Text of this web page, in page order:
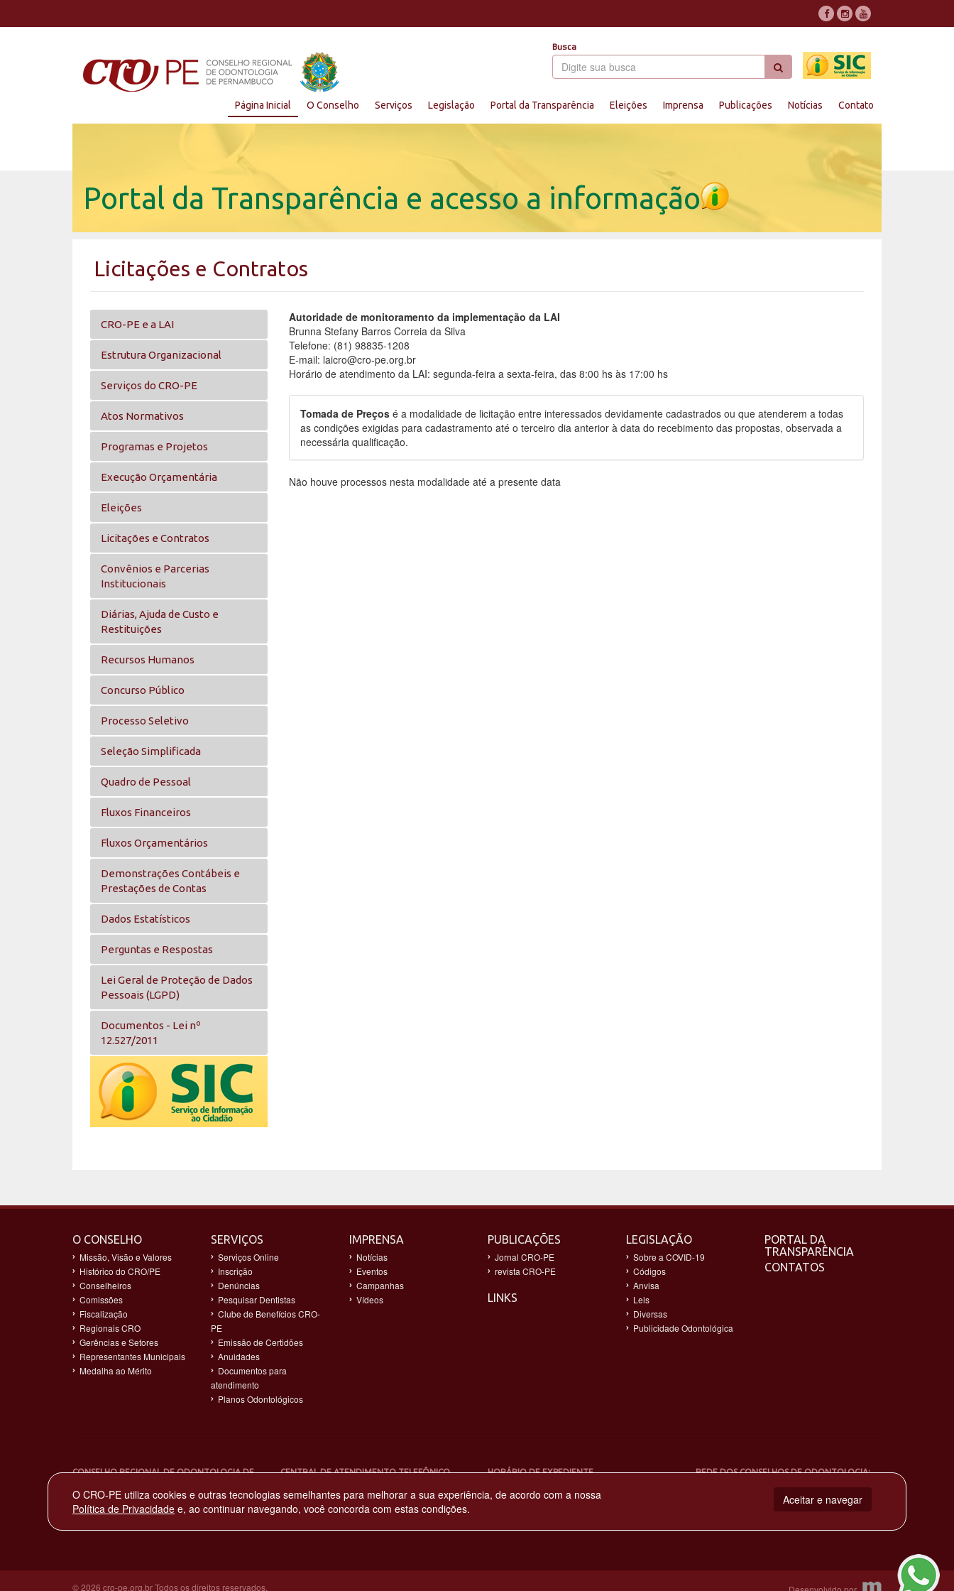
Busca
Página Inicial O Conselho Serviços Legislação Portal da Transparência Eleições Imprensa Publicações Notícias Contato
Portal da Transparência e acesso a informação
Licitações e Contratos
CRO-PE e a LAI
Estrutura Organizacional
Serviços do CRO-PE
Atos Normativos
Programas e Projetos
Execução Orçamentária
Eleições
Licitações e Contratos
Convênios e Parcerias
Institucionais
Diárias, Ajuda de Custo e
Restituições
Recursos Humanos
Concurso Público
Processo Seletivo
Seleção Simplificada
Quadro de Pessoal
Fluxos Financeiros
Fluxos Orçamentários
Demonstrações Contábeis e
Prestações de Contas
Dados Estatísticos
Perguntas e Respostas
Lei Geral de Proteção de Dados
Pessoais (LGPD)
Documentos - Lei nº
12.527/2011
Autoridade de monitoramento da implementação da LAI
Brunna Stefany Barros Correia da Silva
Telefone: (81) 98835-1208
E-mail: laicro@cro-pe.org.br
Horário de atendimento da LAI: segunda-feira a sexta-feira, das 8:00 hs às 17:00 hs
Tomada de Preços é a modalidade de licitação entre interessados devidamente cadastrados ou que atenderem a todas
as condições exigidas para cadastramento até o terceiro dia anterior à data do recebimento das propostas, observada a
necessária qualificação.
Não houve processos nesta modalidade até a presente data
O CONSELHO
Missão, Visão e Valores
Histórico do CRO/PE
Conselheiros
Comissões
Fiscalização
Regionais CRO
Gerências e Setores
Representantes Municipais
Medalha ao Mérito
SERVIÇOS
Serviços Online
Inscrição
Denúncias
Pesquisar Dentistas
Clube de Benefícios CRO-
PE
Emissão de Certidões
Anuidades
Documentos para
atendimento
Planos Odontológicos
IMPRENSA
Notícias
Eventos
Campanhas
Vídeos
PUBLICAÇÕES
Jornal CRO-PE
revista CRO-PE
LINKS
LEGISLAÇÃO
Sobre a COVID-19
Códigos
Anvisa
Leis
Diversas
Publicidade Odontológica
PORTAL DA
TRANSPARÊNCIA
CONTATOS
CONSELHO REGIONAL DE ODONTOLOGIA DE
Sede: Av. Norte Miguel Arraes de Alencar, 2930
Rosarinho – Recife - PE – CEP: 52041-080
CENTRAL DE ATENDIMENTO TELEFÔNICO
(81) 3194-4900
HORÁRIO DE EXPEDIENTE
08:00h às 17:00h
REDE DOS CONSELHOS DE ODONTOLOGIA:
© 2026 cro-pe.org.br Todos os direitos reservados.
O CRO-PE utiliza cookies e outras tecnologias semelhantes para melhorar a sua experiência, de acordo com a nossa
Política de Privacidadee, ao continuar navegando, você concorda com estas condições.
Aceitar e navegar